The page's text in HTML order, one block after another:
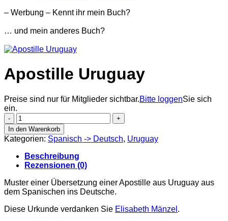
– Werbung – Kennt ihr mein Buch?
… und mein anderes Buch?
Apostille Uruguay
Preise sind nur für Mitglieder sichtbar.Bitte loggenSie sich
ein.
Apostille
Uruguay
Menge
In den Warenkorb
Kategorien: Spanisch -> Deutsch, Uruguay
Beschreibung
Rezensionen (0)
Muster einer Übersetzung einer Apostille aus Uruguay aus
dem Spanischen ins Deutsche.
Diese Urkunde verdanken Sie Elisabeth Mänzel .